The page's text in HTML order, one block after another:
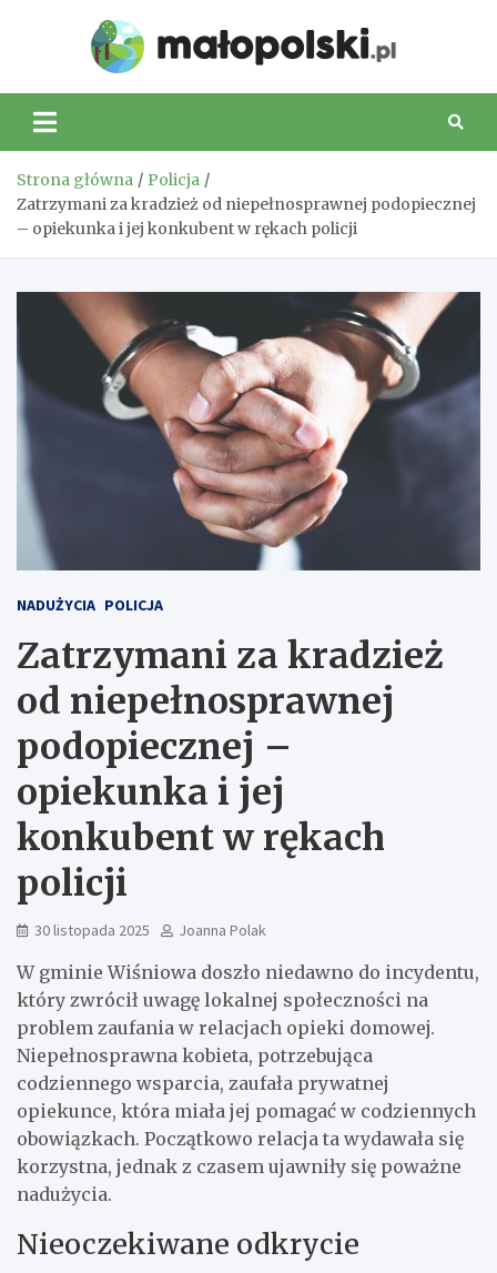
Strona główna
Policja
Zatrzymani za kradzież od niepełnosprawnej podopiecznej
– opiekunka i jej konkubent w rękach policji
NADUŻYCIA POLICJA
Zatrzymani za kradzież
od niepełnosprawnej
podopiecznej –
opiekunka i jej
konkubent w rękach
policji
30 listopada 2025 Joanna Polak
W gminie Wiśniowa doszło niedawno do incydentu,
który zwrócił uwagę lokalnej społeczności na
problem zaufania w relacjach opieki domowej.
Niepełnosprawna kobieta, potrzebująca
codziennego wsparcia, zaufała prywatnej
opiekunce, która miała jej pomagać w codziennych
obowiązkach. Początkowo relacja ta wydawała się
korzystna, jednak z czasem ujawniły się poważne
nadużycia.
Nieoczekiwane odkrycie